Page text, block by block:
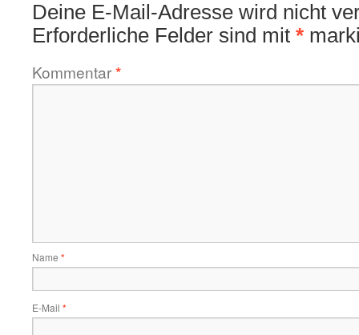
Deine E-Mail-Adresse wird nicht
Erforderliche Felder sind mit *
Kommentar*
Name *
E-Mail *